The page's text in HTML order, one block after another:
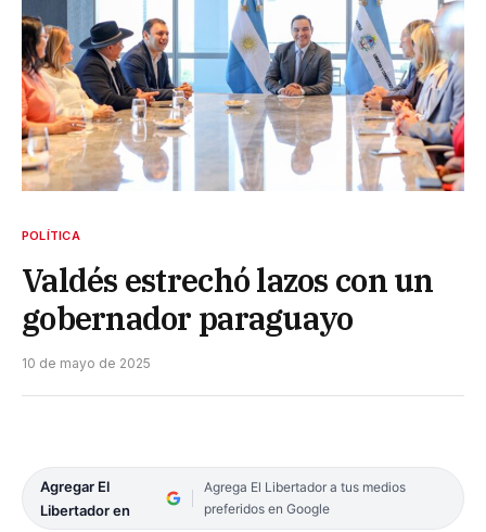
POLÍTICA
Valdés estrechó lazos con un
gobernador paraguayo
10 de mayo de 2025
Agregar El
Libertador en
Agrega El Libertador a tus medios
preferidos en Google